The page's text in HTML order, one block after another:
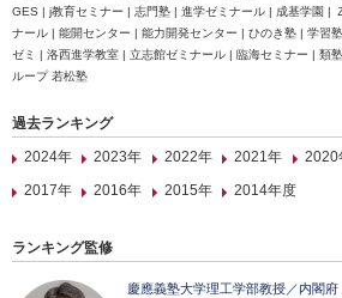
GES | j教育セミナー | 志門塾 | 進学ゼミナール | 成基学園 |
ナール | 能開センター | 能力開発センター | ひのき塾 | 学習
ゼミ | 洛西進学教室 | 立志館ゼミナール | 臨海セミナー | 類
ループ 若松塾
過去ランキング
2024年
2023年 2022年 2021年 2020
2017年
2016年 2015年 2014年度
ランキング監修
慶應義塾大学理工学部教授／内閣